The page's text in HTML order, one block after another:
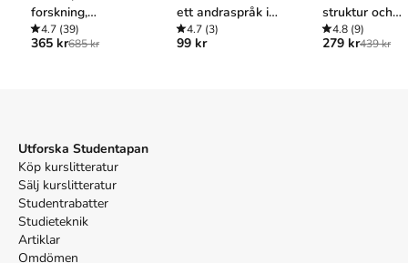
Språkrådet; 2011.
forskning,
undervisning och
samhälle
4.7 (39)
365 kr685 kr
ett andraspråk i
utveckling
4.7 (3)
99 kr
struktur och
inlärning
4.8 (9)
279 kr439 kr
Utforska Studentapan
Köp kurslitteratur
Sälj kurslitteratur
Studentrabatter
Studieteknik
Artiklar
Omdömen